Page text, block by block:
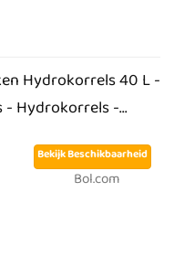
Hydrokorrels 40 L -
Hydrokorrels -...
Bekijk Beschikbaarheid
Bol.com